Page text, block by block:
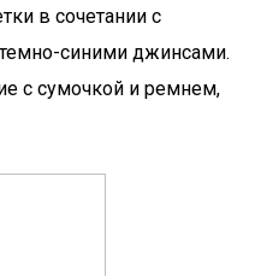
в сочетании с
синими джинсами.
с сумочкой и ремнем,